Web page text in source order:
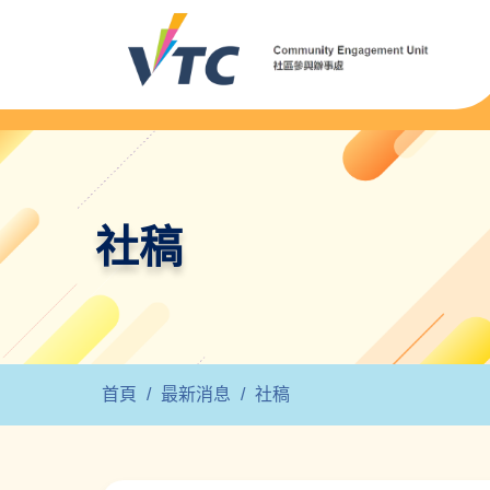
社稿
首頁 / 最新消息 / 社稿